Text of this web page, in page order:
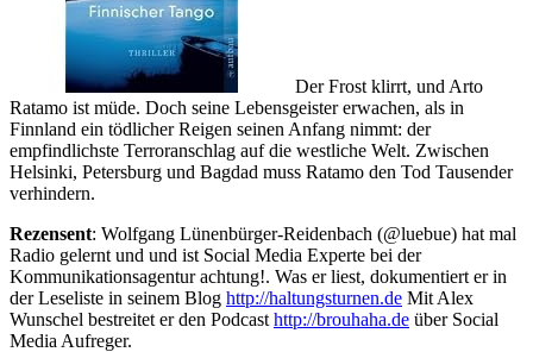
Der Frost klirrt, und Arto
Ratamo ist müde. Doch seine Lebensgeister erwachen, als in
Finnland ein tödlicher Reigen seinen Anfang nimmt: der
empfindlichste Terroranschlag auf die westliche Welt. Zwischen
Helsinki, Petersburg und Bagdad muss Ratamo den Tod Tausender
verhindern.
Rezensent: Wolfgang Lünenbürger-Reidenbach (@luebue) hat mal
Radio gelernt und und ist Social Media Experte bei der
Kommunikationsagentur achtung!. Was er liest, dokumentiert er in
der Leseliste in seinem Blog http://haltungsturnen.de Mit Alex
Wunschel bestreitet er den Podcast http://brouhaha.de über Social
Media Aufreger.